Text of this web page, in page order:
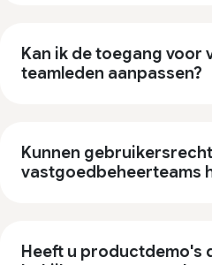
Kan ik de toegang voor
teamleden aanpassen?
Kunnen
vastgoedbeheerteams
Heeft u productdemo's